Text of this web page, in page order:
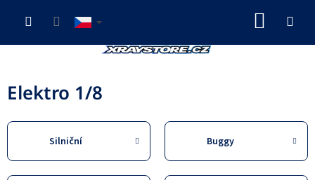
Elektro 1/8
Silniční Buggy